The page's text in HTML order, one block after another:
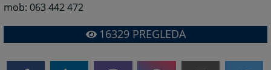
mob: 063 442 472
16329PREGLEDA